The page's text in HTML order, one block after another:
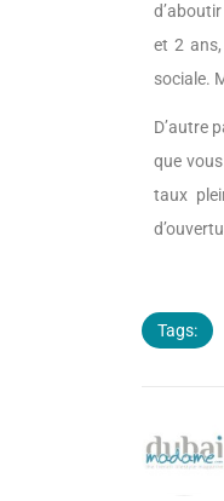
et 2
sociale.
D’autre
que
taux
Tags: